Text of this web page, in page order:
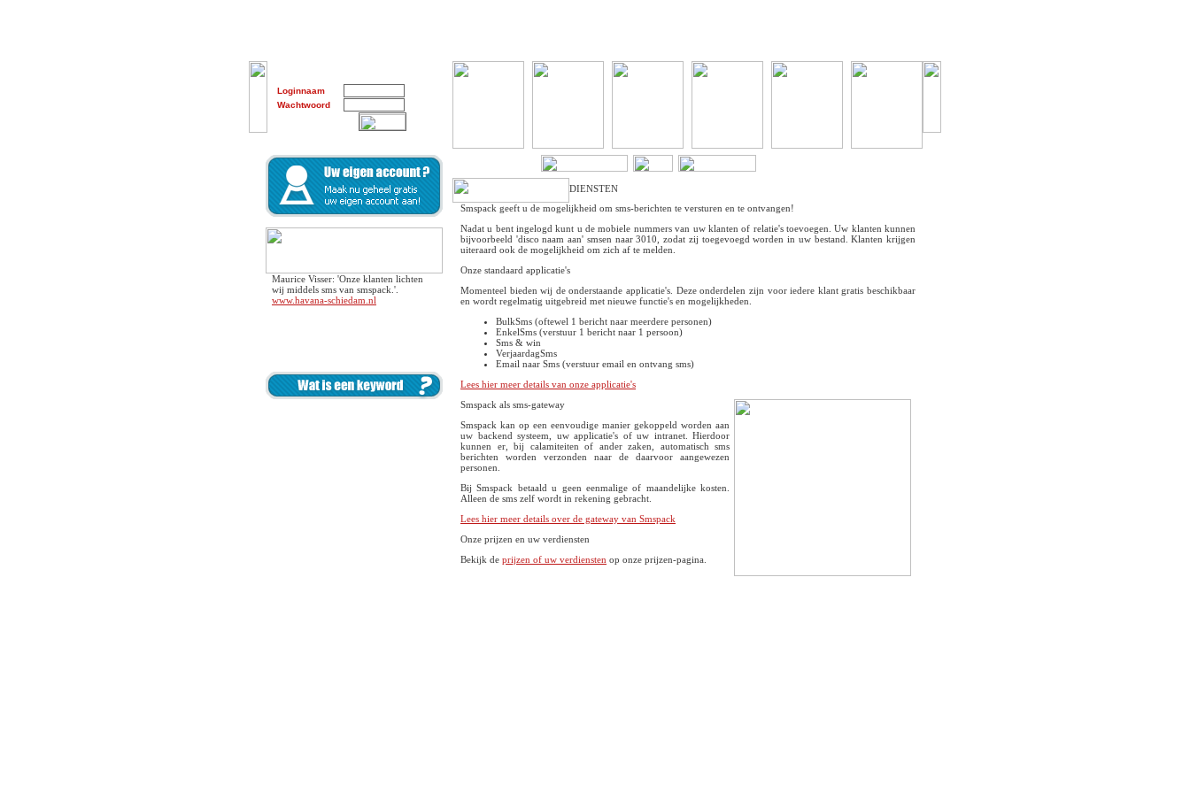
Loginnaam
Wachtwoord
Maurice Visser: 'Onze klanten lichten
wij middels sms van smspack.'.
www.havana-schiedam.nl
DIENSTEN
Smspack geeft u de mogelijkheid om sms-berichten te versturen en te ontvangen!
Nadat u bent ingelogd kunt u de mobiele nummers van uw klanten of relatie's toevoegen. Uw klanten kunnen
bijvoorbeeld 'disco naam aan' smsen naar 3010, zodat zij toegevoegd worden in uw bestand. Klanten krijgen
uiteraard ook de mogelijkheid om zich af te melden.
Onze standaard applicatie's
Momenteel bieden wij de onderstaande applicatie's. Deze onderdelen zijn voor iedere klant gratis beschikbaar
en wordt regelmatig uitgebreid met nieuwe functie's en mogelijkheden.
BulkSms (oftewel 1 bericht naar meerdere personen)
EnkelSms (verstuur 1 bericht naar 1 persoon)
Sms & win
VerjaardagSms
Email naar Sms (verstuur email en ontvang sms)
Lees hier meer details van onze applicatie's
Smspack als sms-gateway
Smspack kan op een eenvoudige manier gekoppeld worden aan
uw backend systeem, uw applicatie's of uw intranet. Hierdoor
kunnen er, bij calamiteiten of ander zaken, automatisch sms
berichten worden verzonden naar de daarvoor aangewezen
personen.
Bij Smspack betaald u geen eenmalige of maandelijke kosten.
Alleen de sms zelf wordt in rekening gebracht.
Lees hier meer details over de gateway van Smspack
Onze prijzen en uw verdiensten
Bekijk de prijzen of uw verdiensten op onze prijzen-pagina.